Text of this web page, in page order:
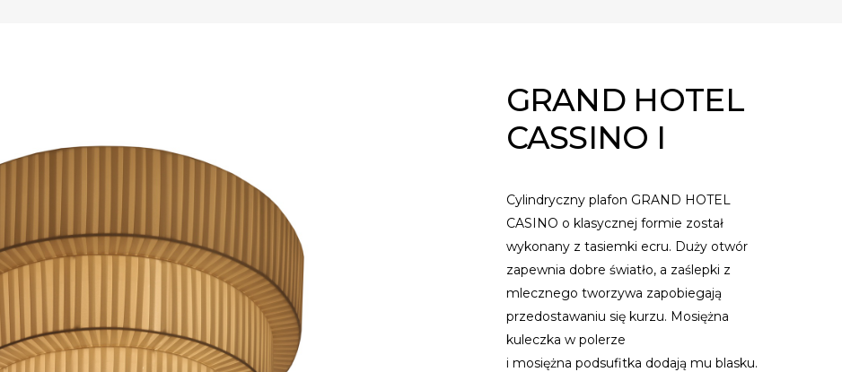
GRAND HOTEL
CASSINO I
Cylindryczny plafon GRAND HOTEL
CASINO o klasycznej formie został
wykonany z tasiemki ecru. Duży otwór
zapewnia dobre światło, a zaślepki z
mlecznego tworzywa zapobiegają
przedostawaniu się kurzu. Mosiężna
kuleczka w polerze
i mosiężna podsufitka dodają mu blasku.